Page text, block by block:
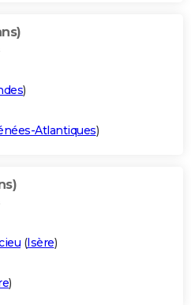
)
Atlantiques)
(Isère)
)